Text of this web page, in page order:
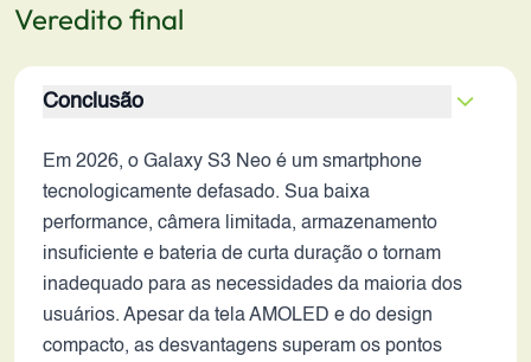
Veredito final
Conclusão
Em 2026, o Galaxy S3 Neo é um smartphone
tecnologicamente defasado. Sua baixa
performance, câmera limitada, armazenamento
insuficiente e bateria de curta duração o tornam
inadequado para as necessidades da maioria dos
usuários. Apesar da tela AMOLED e do design
compacto, as desvantagens superam os pontos